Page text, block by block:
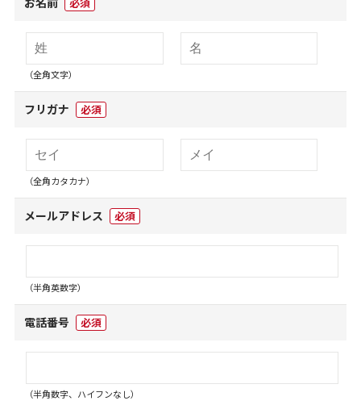
（全角文字）
フリガナ 必須
（全角カタカナ）
メールアドレス 必須
（半角英数字）
電話番号 必須
（半角数字、ハイフンなし）